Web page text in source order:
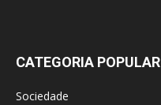
CATEGORIA POPULAR
Sociedade